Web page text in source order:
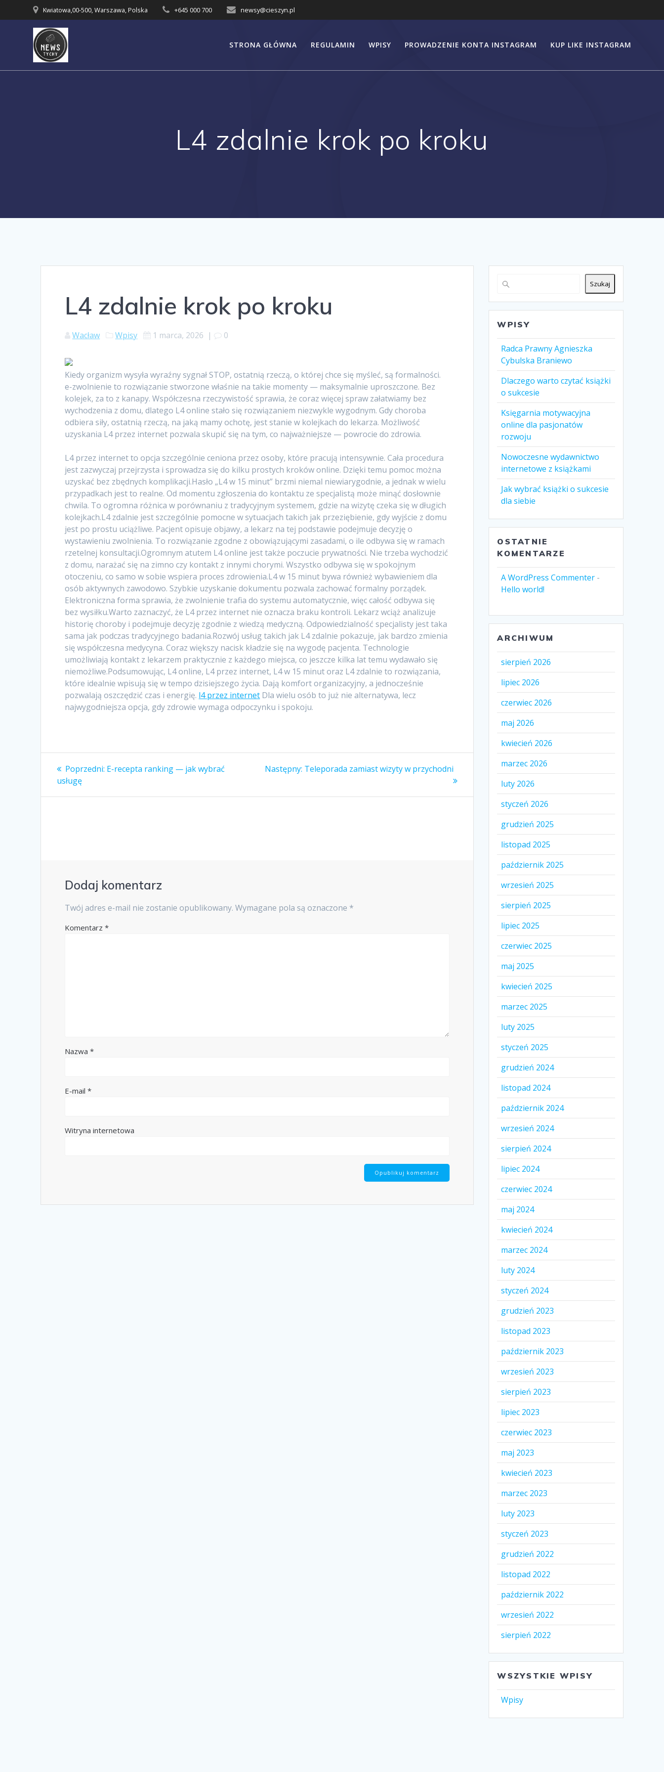
to
Kwiatowa,00-500, Warszawa, Polska +645 000 700 newsy@cieszyn.pl
STRONA GŁÓWNA REGULAMIN WPISY PROWADZENIE KONTA INSTAGRAM KUP LIKE INSTAGRAM
L4 zdalnie krok po kroku
L4 zdalnie krok po kroku
Wacław Wpisy 1 marca, 2026 | 0
Kiedy organizm wysyła wyraźny sygnał STOP, ostatnią rzeczą, o której chce się myśleć, są formalności.
e-zwolnienie to rozwiązanie stworzone właśnie na takie momenty — maksymalnie uproszczone. Bez
kolejek, za to z kanapy. Współczesna rzeczywistość sprawia, że coraz więcej spraw załatwiamy bez
wychodzenia z domu, dlatego L4 online stało się rozwiązaniem niezwykle wygodnym. Gdy choroba
odbiera siły, ostatnią rzeczą, na jaką mamy ochotę, jest stanie w kolejkach do lekarza. Możliwość
uzyskania L4 przez internet pozwala skupić się na tym, co najważniejsze — powrocie do zdrowia.
L4 przez internet to opcja szczególnie ceniona przez osoby, które pracują intensywnie. Cała procedura
jest zazwyczaj przejrzysta i sprowadza się do kilku prostych kroków online. Dzięki temu pomoc można
uzyskać bez zbędnych komplikacji.Hasło „L4 w 15 minut” brzmi niemal niewiarygodnie, a jednak w wielu
przypadkach jest to realne. Od momentu zgłoszenia do kontaktu ze specjalistą może minąć dosłownie
chwila. To ogromna różnica w porównaniu z tradycyjnym systemem, gdzie na wizytę czeka się w długich
kolejkach.L4 zdalnie jest szczególnie pomocne w sytuacjach takich jak przeziębienie, gdy wyjście z domu
jest po prostu uciążliwe. Pacjent opisuje objawy, a lekarz na tej podstawie podejmuje decyzję o
wystawieniu zwolnienia. To rozwiązanie zgodne z obowiązującymi zasadami, o ile odbywa się w ramach
rzetelnej konsultacji.Ogromnym atutem L4 online jest także poczucie prywatności. Nie trzeba wychodzić
z domu, narażać się na zimno czy kontakt z innymi chorymi. Wszystko odbywa się w spokojnym
otoczeniu, co samo w sobie wspiera proces zdrowienia.L4 w 15 minut bywa również wybawieniem dla
osób aktywnych zawodowo. Szybkie uzyskanie dokumentu pozwala zachować formalny porządek.
Elektroniczna forma sprawia, że zwolnienie trafia do systemu automatycznie, więc całość odbywa się
bez wysiłku.Warto zaznaczyć, że L4 przez internet nie oznacza braku kontroli. Lekarz wciąż analizuje
historię choroby i podejmuje decyzję zgodnie z wiedzą medyczną. Odpowiedzialność specjalisty jest taka
sama jak podczas tradycyjnego badania.Rozwój usług takich jak L4 zdalnie pokazuje, jak bardzo zmienia
się współczesna medycyna. Coraz większy nacisk kładzie się na wygodę pacjenta. Technologie
umożliwiają kontakt z lekarzem praktycznie z każdego miejsca, co jeszcze kilka lat temu wydawało się
niemożliwe.Podsumowując, L4 online, L4 przez internet, L4 w 15 minut oraz L4 zdalnie to rozwiązania,
które idealnie wpisują się w tempo dzisiejszego życia. Dają komfort organizacyjny, a jednocześnie
pozwalają oszczędzić czas i energię. l4 przez internet Dla wielu osób to już nie alternatywa, lecz
najwygodniejsza opcja, gdy zdrowie wymaga odpoczynku i spokoju.
Nawigacja
wpisu
Poprzedni: Poprzedni
E-recepta ranking — jak wybrać
usługę
Następny: Następny
Teleporada zamiast wizyty w przychodni
Dodaj komentarz
Twój adres e-mail nie zostanie opublikowany. Wymagane pola są oznaczone *
Komentarz*
Nazwa*
E-mail*
Witryna internetowa
Szukaj
WPISY
Radca Prawny Agnieszka
Cybulska Braniewo
Dlaczego warto czytać książki
o sukcesie
Księgarnia motywacyjna
online dla pasjonatów
rozwoju
Nowoczesne wydawnictwo
internetowe z książkami
Jak wybrać książki o sukcesie
dla siebie
OSTATNIE
KOMENTARZE
A WordPress Commenter -
Hello world!
ARCHIWUM
sierpień 2026
lipiec 2026
czerwiec 2026
maj 2026
kwiecień 2026
marzec 2026
luty 2026
styczeń 2026
grudzień 2025
listopad 2025
październik 2025
wrzesień 2025
sierpień 2025
lipiec 2025
czerwiec 2025
maj 2025
kwiecień 2025
marzec 2025
luty 2025
styczeń 2025
grudzień 2024
listopad 2024
październik 2024
wrzesień 2024
sierpień 2024
lipiec 2024
czerwiec 2024
maj 2024
kwiecień 2024
marzec 2024
luty 2024
styczeń 2024
grudzień 2023
listopad 2023
październik 2023
wrzesień 2023
sierpień 2023
lipiec 2023
czerwiec 2023
maj 2023
kwiecień 2023
marzec 2023
luty 2023
styczeń 2023
grudzień 2022
listopad 2022
październik 2022
wrzesień 2022
sierpień 2022
WSZYSTKIE WPISY
Wpisy